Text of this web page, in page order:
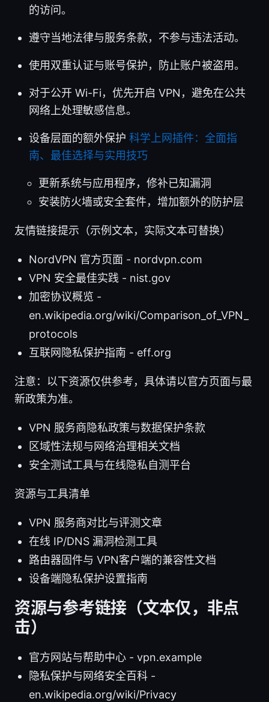
的访问。
遵守当地法律与服务条款，不参与违法活动。
使用双重认证与账号保护，防止账户被盗用。
对于公开 Wi-Fi，优先开启 VPN，避免在公共
网络上处理敏感信息。
设备层面的额外保护 科学上网插件：全面指
南、最佳选择与实用技巧
更新系统与应用程序，修补已知漏洞
安装防火墙或安全套件，增加额外的防护层
友情链接提示（示例文本，实际文本可替换）
NordVPN 官方页面 - nordvpn.com
VPN 安全最佳实践 - nist.gov
加密协议概览 -
en.wikipedia.org/wiki/Comparison_of_VPN_
protocols
互联网隐私保护指南 - eff.org
注意：以下资源仅供参考，具体请以官方页面与最
新政策为准。
VPN 服务商隐私政策与数据保护条款
区域性法规与网络治理相关文档
安全测试工具与在线隐私自测平台
资源与工具清单
VPN 服务商对比与评测文章
在线 IP/DNS 漏洞检测工具
路由器固件与 VPN客户端的兼容性文档
设备端隐私保护设置指南
资源与参考链接（文本仅，非点
击）
官方网站与帮助中心 - vpn.example
隐私保护与网络安全百科 -
en.wikipedia.org/wiki/Privacy